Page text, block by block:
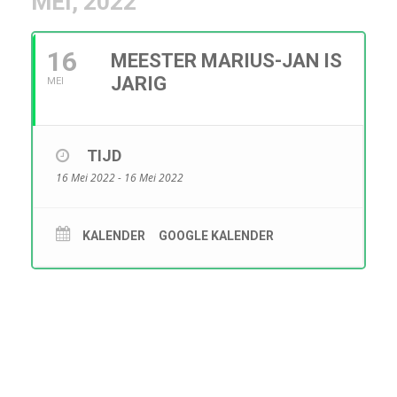
16
MEI
MEESTER MARIUS-JAN IS
JARIG
TIJD
16 Mei 2022 - 16 Mei 2022
KALENDER GOOGLE KALENDER